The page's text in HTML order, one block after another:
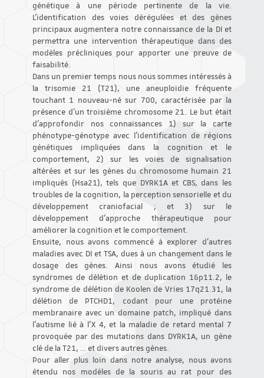
génétique à une période pertinente de la vie.
L'identification des voies dérégulées et des gènes
principaux augmentera notre connaissance de la DI et
permettra une intervention thérapeutique dans des
modèles précliniques pour apporter une preuve de
faisabilité.
Dans un premier temps nous nous sommes intéressés à
la trisomie 21 (T21), une aneuploïdie fréquente
touchant 1 nouveau-né sur 700, caractérisée par la
présence d’un troisième chromosome 21. Le but était
d'approfondir nos connaissances 1) sur la carte
phénotype-génotype avec l'identification de régions
génétiques impliquées dans la cognition et le
comportement, 2) sur les voies de signalisation
altérées et sur les gènes du chromosome humain 21
impliqués (Hsa21), tels que DYRK1A et CBS, dans les
troubles de la cognition, la perception sensorielle et du
développement craniofacial ; et 3) sur le
développement d'approche thérapeutique pour
améliorer la cognition et le comportement.
Ensuite, nous avons commencé à explorer d'autres
maladies avec DI et TSA, dues à un changement dans le
dosage des gènes. Ainsi nous avons étudié les
syndromes de délétion et de duplication 16p11.2, le
syndrome de délétion de Koolen de Vries 17q21.31, la
délétion de PTCHD1, codant pour une protéine
membranaire avec un domaine patch, impliqué dans
l'autisme lié à l'X 4, et la maladie de retard mental 7
provoquée par des mutations dans DYRK1A, un gène
clé de la T21, … et divers autres gènes.
Pour aller plus loin dans notre analyse, nous avons
étendu nos modèles de la souris au rat pour des